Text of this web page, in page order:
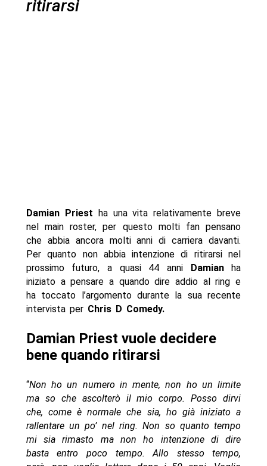
ritirarsi
Damian Priest ha una vita relativamente breve
nel main roster, per questo molti fan pensano
che abbia ancora molti anni di carriera davanti.
Per quanto non abbia intenzione di ritirarsi nel
prossimo futuro, a quasi 44 anni Damianha
iniziato a pensare a quando dire addio al ring e
ha toccato l’argomento durante la sua recente
intervista per Chris D Comedy.
Damian Priest vuole decidere
bene quando ritirarsi
“Non ho un numero in mente, non ho un limite
ma so che ascolterò il mio corpo. Posso dirvi
che, come è normale che sia, ho già iniziato a
rallentare un po’ nel ring. Non so quanto tempo
mi sia rimasto ma non ho intenzione di dire
basta entro poco tempo. Allo stesso tempo,